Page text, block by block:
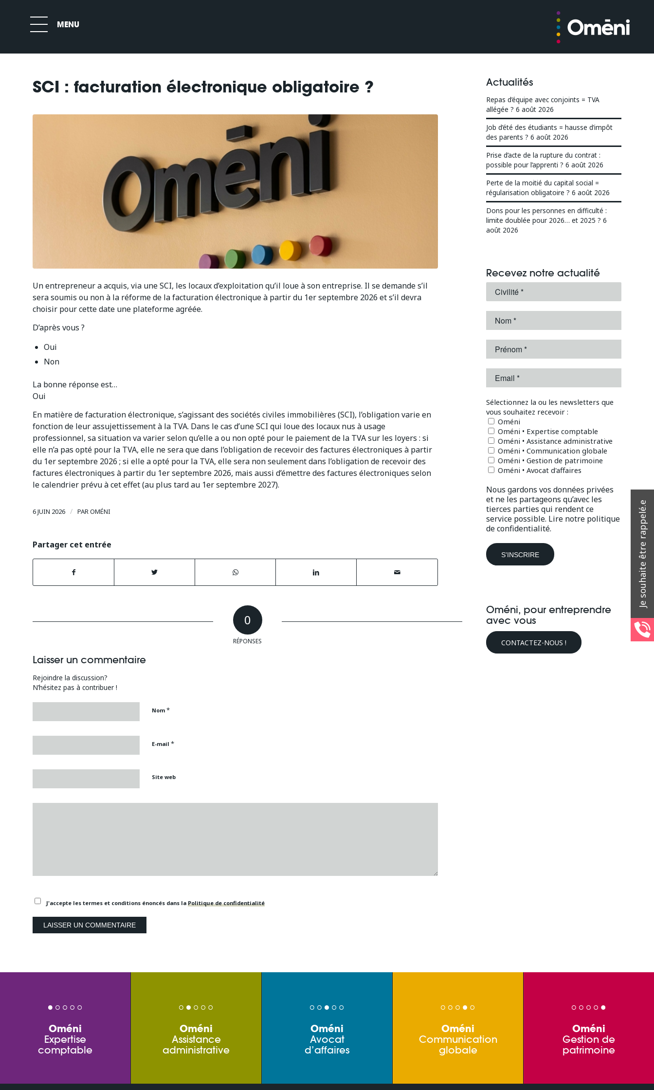
SCI : facturation électronique obligatoire ?
Un entrepreneur a acquis, via une SCI, les locaux d’exploitation qu’il loue à son entreprise. Il se demande s’il
sera soumis ou non à la réforme de la facturation électronique à partir du 1er septembre 2026 et s’il devra
choisir pour cette date une plateforme agréée.
D’après vous ?
Oui
Non
La bonne réponse est…
Oui
En matière de facturation électronique, s’agissant des sociétés civiles immobilières (SCI), l’obligation varie en
fonction de leur assujettissement à la TVA. Dans le cas d’une SCI qui loue des locaux nus à usage
professionnel, sa situation va varier selon qu’elle a ou non opté pour le paiement de la TVA sur les loyers : si
elle n’a pas opté pour la TVA, elle ne sera que dans l’obligation de recevoir des factures électroniques à partir
du 1er septembre 2026 ; si elle a opté pour la TVA, elle sera non seulement dans l’obligation de recevoir des
factures électroniques à partir du 1er septembre 2026, mais aussi d’émettre des factures électroniques selon
le calendrier prévu à cet effet (au plus tard au 1er septembre 2027).
6 JUIN 2026 / PAR OMÉNI
Partager cet entrée
0
RÉPONSES
Laisser un commentaire
Rejoindre la discussion?
N’hésitez pas à contribuer !
Nom *
E-mail *
Site web
J'accepte les termes et conditions énoncés dans la Politique de confidentialité
Actualités
Repas d’équipe avec conjoints = TVA
allégée ? 6 août 2026
Job d’été des étudiants = hausse d’impôt
des parents ? 6 août 2026
Prise d’acte de la rupture du contrat :
possible pour l’apprenti ? 6 août 2026
Perte de la moitié du capital social =
régularisation obligatoire ? 6 août 2026
Dons pour les personnes en difficulté :
limite doublée pour 2026… et 2025 ? 6
août 2026
Recevez notre actualité
Sélectionnez la ou les newsletters que
vous souhaitez recevoir :
Oméni
Oméni • Expertise comptable
Oméni • Assistance administrative
Oméni • Communication globale
Oméni • Gestion de patrimoine
Oméni • Avocat d'affaires
Nous gardons vos données privées
et ne les partageons qu’avec les
tierces parties qui rendent ce
service possible. Lire notre politique
de confidentialité.
Oméni, pour entreprendre
avec vous
CONTACTEZ-NOUS !
Oméni
Expertise
comptable
Oméni
Assistance
administrative
Oméni
Avocat
d’affaires
Oméni
Communication
globale
Oméni
Gestion de
patrimoine